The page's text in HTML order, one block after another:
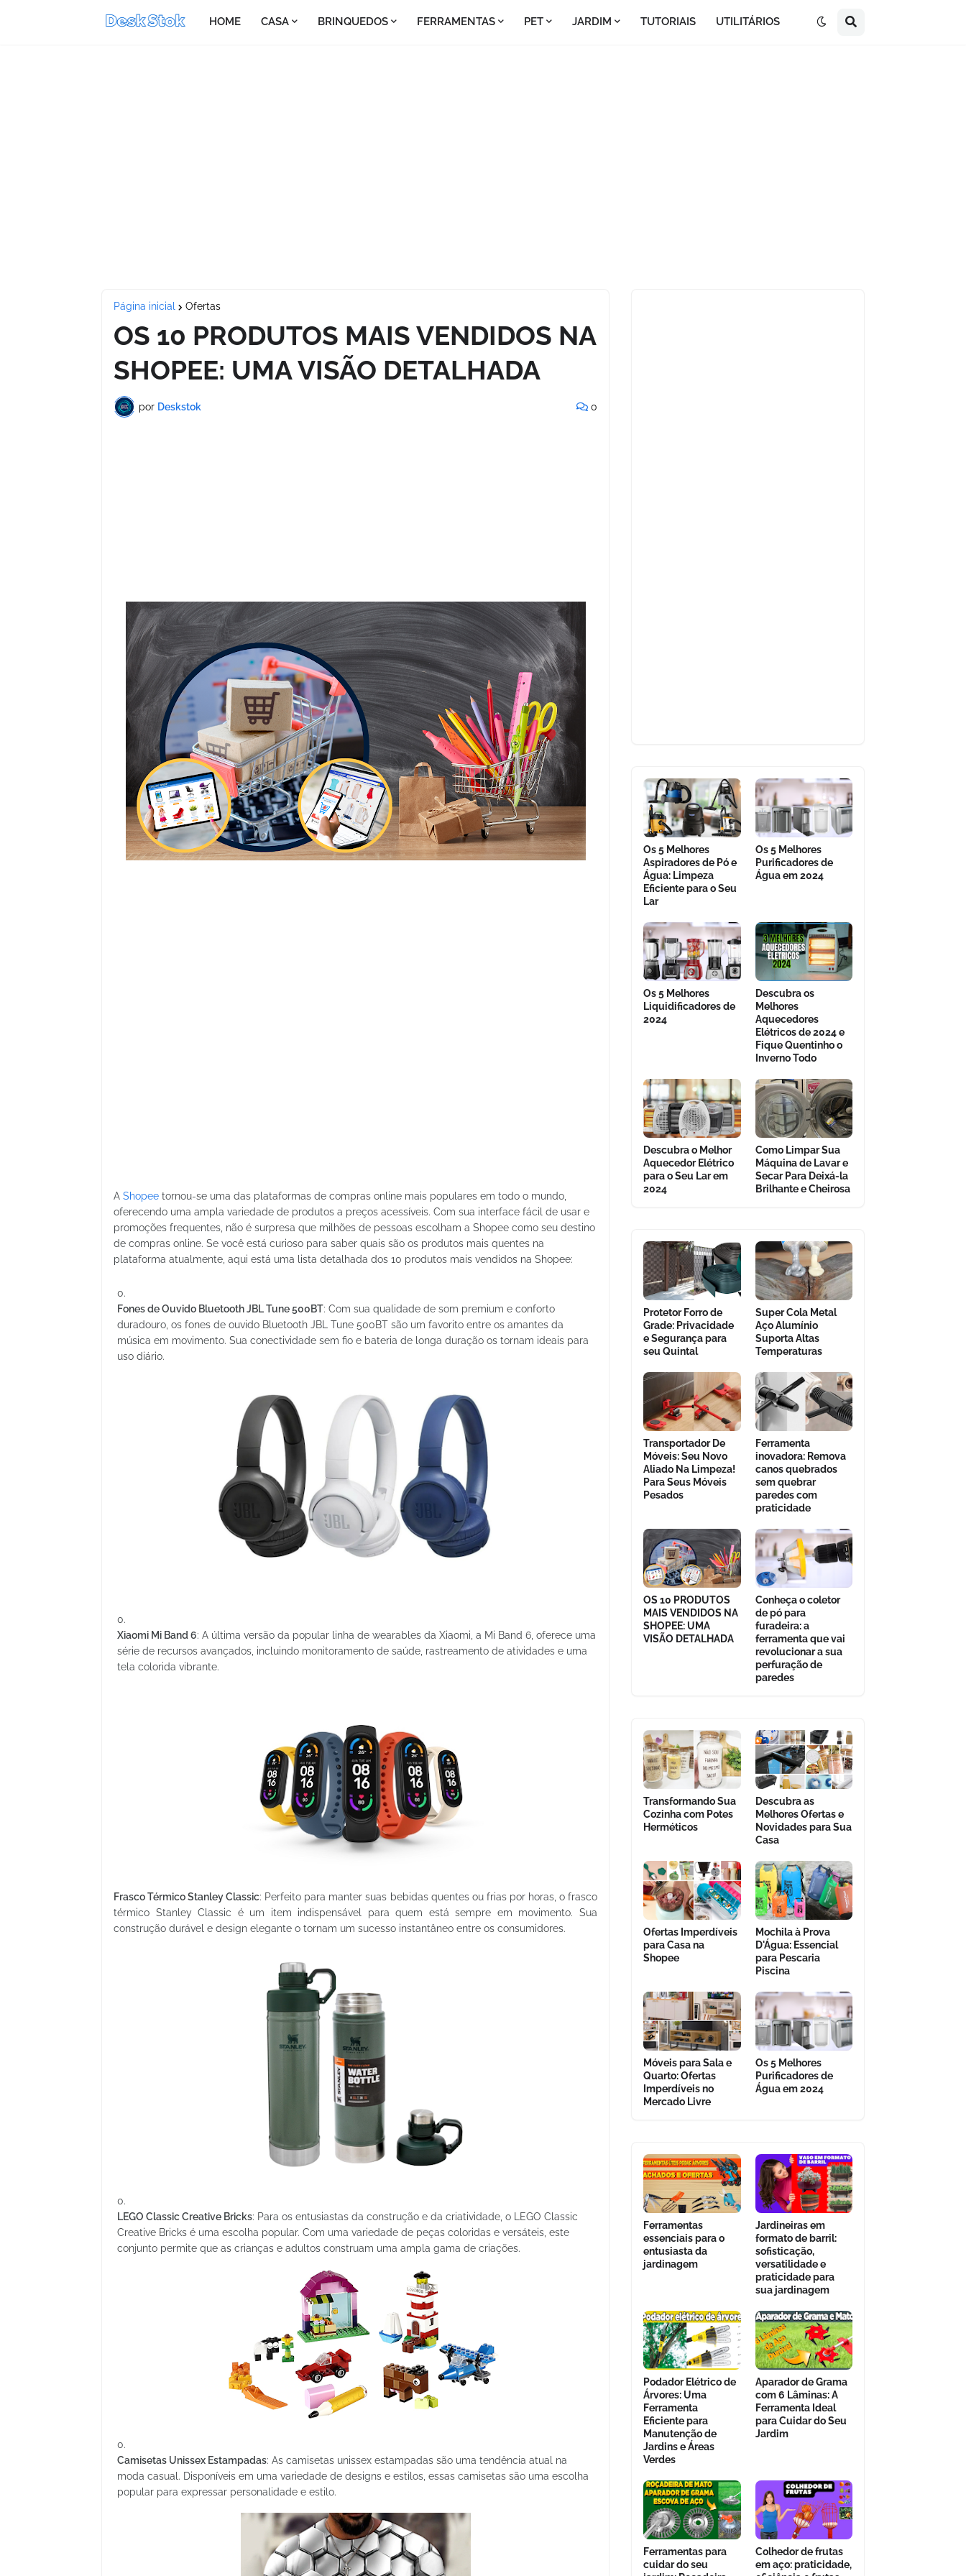
HOME CASA BRINQUEDOS FERRAMENTAS PET JARDIM TUTORIAIS UTILITÁRIOS
Página inicial Ofertas
OS 10 PRODUTOS MAIS VENDIDOS NA
SHOPEE: UMA VISÃO DETALHADA
por Deskstok 0
A Shopee tornou-se uma das plataformas de compras online mais populares em todo o mundo,
oferecendo uma ampla variedade de produtos a preços acessíveis. Com sua interface fácil de usar e
promoções frequentes, não é surpresa que milhões de pessoas escolham a Shopee como seu destino
de compras online. Se você está curioso para saber quais são os produtos mais quentes na
plataforma atualmente, aqui está uma lista detalhada dos 10 produtos mais vendidos na Shopee:
Fones de Ouvido Bluetooth JBL Tune 500BT: Com sua qualidade de som premium e conforto
duradouro, os fones de ouvido Bluetooth JBL Tune 500BT são um favorito entre os amantes da
música em movimento. Sua conectividade sem fio e bateria de longa duração os tornam ideais para
uso diário.
Xiaomi Mi Band 6: A última versão da popular linha de wearables da Xiaomi, a Mi Band 6, oferece uma
série de recursos avançados, incluindo monitoramento de saúde, rastreamento de atividades e uma
tela colorida vibrante.
Frasco Térmico Stanley Classic: Perfeito para manter suas bebidas quentes ou frias por horas, o frasco
térmico Stanley Classic é um item indispensável para quem está sempre em movimento. Sua
construção durável e design elegante o tornam um sucesso instantâneo entre os consumidores.
LEGO Classic Creative Bricks: Para os entusiastas da construção e da criatividade, o LEGO Classic
Creative Bricks é uma escolha popular. Com uma variedade de peças coloridas e versáteis, este
conjunto permite que as crianças e adultos construam uma ampla gama de criações.
Camisetas Unissex Estampadas: As camisetas unissex estampadas são uma tendência atual na
moda casual. Disponíveis em uma variedade de designs e estilos, essas camisetas são uma escolha
popular para expressar personalidade e estilo.
Os 5 Melhores
Aspiradores de Pó e
Água: Limpeza
Eficiente para o Seu
Lar
Os 5 Melhores
Purificadores de
Água em 2024
Os 5 Melhores
Liquidificadores de
2024
Descubra os
Melhores
Aquecedores
Elétricos de 2024 e
Fique Quentinho o
Inverno Todo
Descubra o Melhor
Aquecedor Elétrico
para o Seu Lar em
2024
Como Limpar Sua
Máquina de Lavar e
Secar Para Deixá-la
Brilhante e Cheirosa
Protetor Forro de
Grade: Privacidade
e Segurança para
seu Quintal
Super Cola Metal
Aço Alumínio
Suporta Altas
Temperaturas
Transportador De
Móveis: Seu Novo
Aliado Na Limpeza!
Para Seus Móveis
Pesados
Ferramenta
inovadora: Remova
canos quebrados
sem quebrar
paredes com
praticidade
OS 10 PRODUTOS
MAIS VENDIDOS NA
SHOPEE: UMA
VISÃO DETALHADA
Conheça o coletor
de pó para
furadeira: a
ferramenta que vai
revolucionar a sua
perfuração de
paredes
Transformando Sua
Cozinha com Potes
Herméticos
Descubra as
Melhores Ofertas e
Novidades para Sua
Casa
Ofertas Imperdíveis
para Casa na
Shopee
Mochila à Prova
D'Água: Essencial
para Pescaria
Piscina
Móveis para Sala e
Quarto: Ofertas
Imperdíveis no
Mercado Livre
Os 5 Melhores
Purificadores de
Água em 2024
Ferramentas
essenciais para o
entusiasta da
jardinagem
Jardineiras em
formato de barril:
sofisticação,
versatilidade e
praticidade para
sua jardinagem
Podador Elétrico de
Árvores: Uma
Ferramenta
Eficiente para
Manutenção de
Jardins e Áreas
Verdes
Aparador de Grama
com 6 Lâminas: A
Ferramenta Ideal
para Cuidar do Seu
Jardim
Ferramentas para
cuidar do seu
Colhedor de frutas
em aço: praticidade,